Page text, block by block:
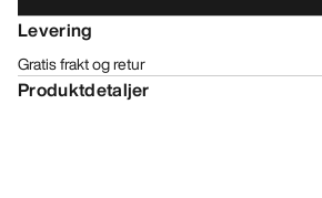
Levering
Gratis frakt og retur
Produktdetaljer